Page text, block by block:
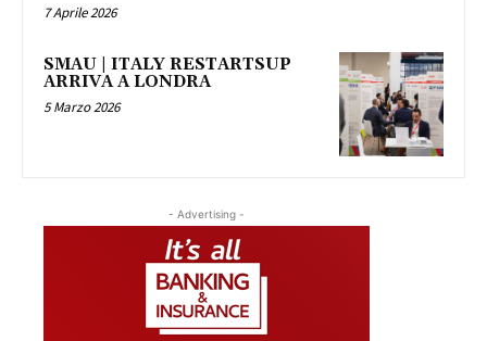
7 Aprile 2026
SMAU | ITALY RESTARTSUP
ARRIVA A LONDRA
5 Marzo 2026
- Advertising -